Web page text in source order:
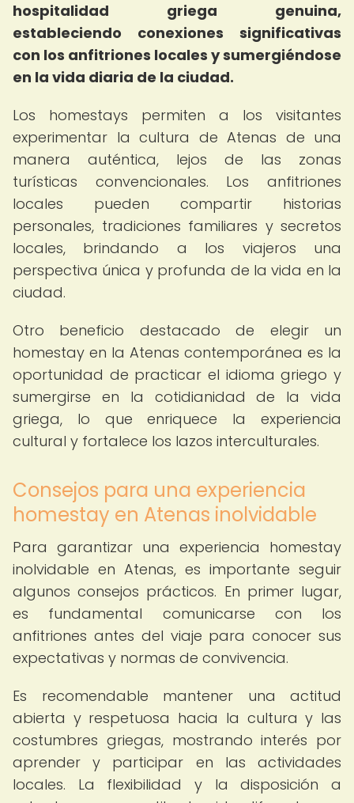
hospitalidad griega genuina,
estableciendo conexiones significativas
con los anfitriones locales y sumergiéndose
en la vida diaria de la ciudad.
Los homestays permiten a los visitantes
experimentar la cultura de Atenas de una
manera auténtica, lejos de las zonas
turísticas convencionales. Los anfitriones
locales pueden compartir historias
personales, tradiciones familiares y secretos
locales, brindando a los viajeros una
perspectiva única y profunda de la vida en la
ciudad.
Otro beneficio destacado de elegir un
homestay en la Atenas contemporánea es la
oportunidad de practicar el idioma griego y
sumergirse en la cotidianidad de la vida
griega, lo que enriquece la experiencia
cultural y fortalece los lazos interculturales.
Consejos para una experiencia
homestay en Atenas inolvidable
Para garantizar una experiencia homestay
inolvidable en Atenas, es importante seguir
algunos consejos prácticos. En primer lugar,
es fundamental comunicarse con los
anfitriones antes del viaje para conocer sus
expectativas y normas de convivencia.
Es recomendable mantener una actitud
abierta y respetuosa hacia la cultura y las
costumbres griegas, mostrando interés por
aprender y participar en las actividades
locales. La flexibilidad y la disposición a